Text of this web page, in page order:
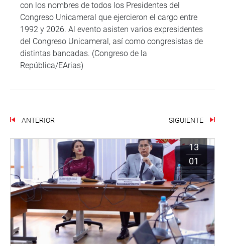
con los nombres de todos los Presidentes del
Congreso Unicameral que ejercieron el cargo entre
1992 y 2026. Al evento asisten varios expresidentes
del Congreso Unicameral, así como congresistas de
distintas bancadas. (Congreso de la
República/EArias)
ANTERIOR SIGUIENTE
13
01